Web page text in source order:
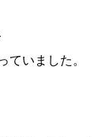
ていました。